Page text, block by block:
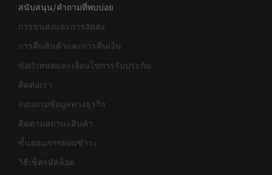
สนับสนุน/คำถามที่พบบ่อย
การขนส่งและการจัดส่ง
การคืนสินค้าและการคืนเงิน
ข้อกำหนดและเงื่อนไขการรับประกัน
ติดต่อเรา
สอบถามข้อมูลทางธุรกิจ
ติดตามสถานะสินค้า
ขั้นตอนการผ่อนชำระ
วิธีเซ็ตรหัสล็อค